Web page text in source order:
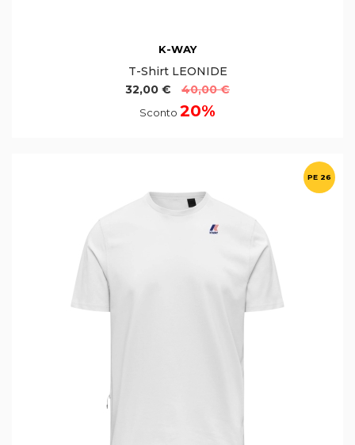
K-WAY
T-Shirt LEONIDE
32,00 €
40,00 €
Sconto 20%
PE 26